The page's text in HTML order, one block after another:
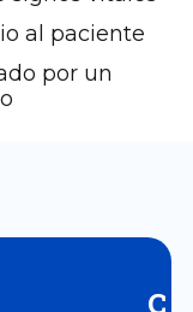
al paciente
por un
C